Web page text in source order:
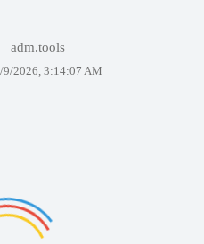
adm.tools
9/2026, 3:14:07 AM